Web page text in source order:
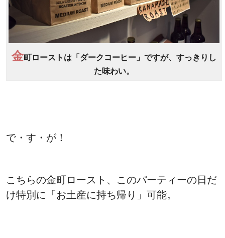
金町ローストは「ダークコーヒー」ですが、すっきりし
た味わい。
で・す・が！
こちらの金町ロースト、このパーティーの日だ
け特別に「お土産に持ち帰り」可能。